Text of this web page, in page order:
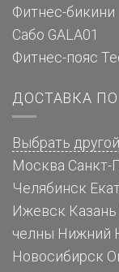
Фитнес-бикини
Сабо GALA01
Фитнес-пояс
ДОСТАВКА
Выбрать
Москва Санкт-
Челябинск
Ижевск Казань
челны Нижний
Новосибирск